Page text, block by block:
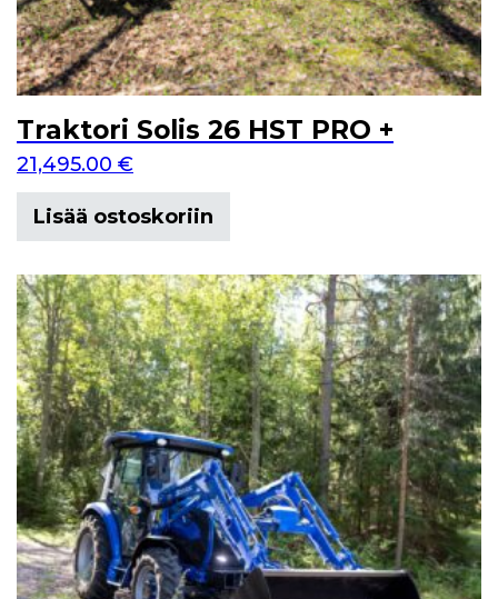
Traktori Solis 26 HST PRO +
21,495.00 €
Lisää ostoskoriin